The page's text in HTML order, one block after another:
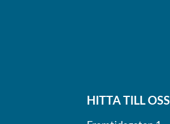
HITTA TILL OSS